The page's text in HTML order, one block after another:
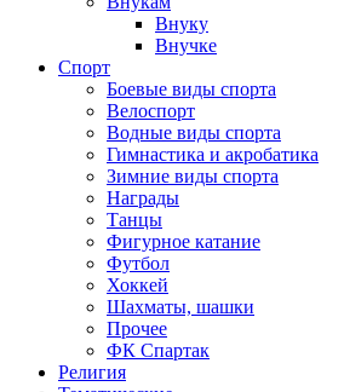
Внуку
Внучке
Спорт
Боевые виды спорта
Велоспорт
Водные виды спорта
Гимнастика и акробатика
Зимние виды спорта
Награды
Танцы
Фигурное катание
Футбол
Хоккей
Шахматы, шашки
Прочее
ФК Спартак
Религия